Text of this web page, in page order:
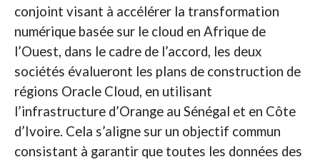
conjoint visant à accélérer la transformation
numérique basée sur le cloud en Afrique de
l’Ouest, dans le cadre de l’accord, les deux
sociétés évalueront les plans de construction de
régions Oracle Cloud, en utilisant
l’infrastructure d’Orange au Sénégal et en Côte
d’Ivoire. Cela s’aligne sur un objectif commun
consistant à garantir que toutes les données des